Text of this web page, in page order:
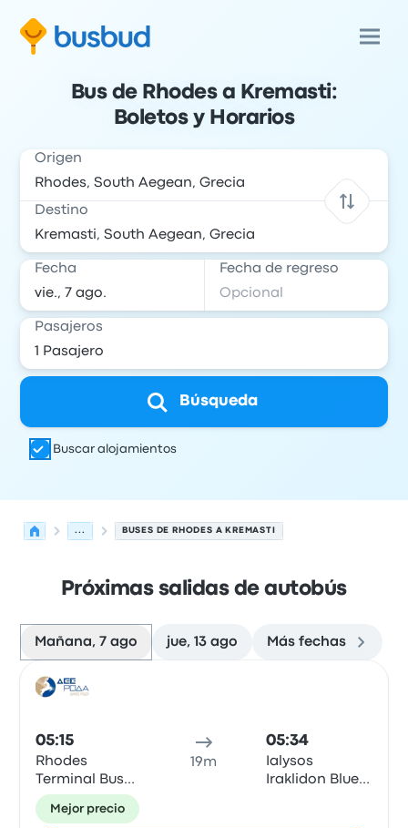
Bus de Rhodes a Kremasti:
Boletos y Horarios
Origen
Destino
Fecha Fecha de regreso
Pasajeros
Búsqueda
Buscar alojamientos
... BUSES DE RHODES A KREMASTI
Próximas salidas de autobús
Mañana, 7 ago jue, 13 ago Más fechas
05:15
Rhodes
Terminal Bus
Station
19m
05:34
Ialysos
Iraklidon Blue
Mejor precio